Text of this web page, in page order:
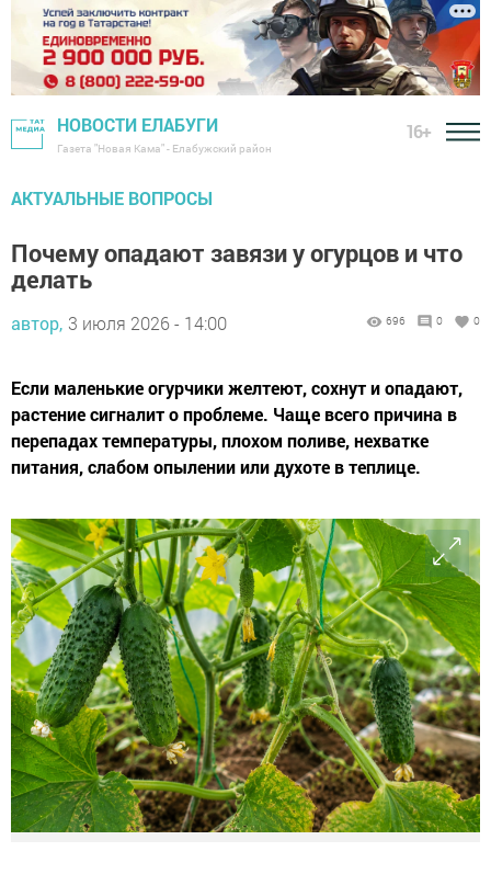
НОВОСТИ ЕЛАБУГИ
Газета "Новая Кама" - Елабужский район
16+
АКТУАЛЬНЫЕ ВОПРОСЫ
Почему опадают завязи у огурцов и что
делать
автор, 3 июля 2026 - 14:00 696 0 0
Если маленькие огурчики желтеют, сохнут и опадают,
растение сигналит о проблеме. Чаще всего причина в
перепадах температуры, плохом поливе, нехватке
питания, слабом опылении или духоте в теплице.